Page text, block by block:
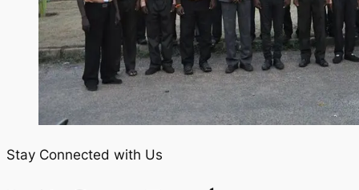
Stay Connected with Us